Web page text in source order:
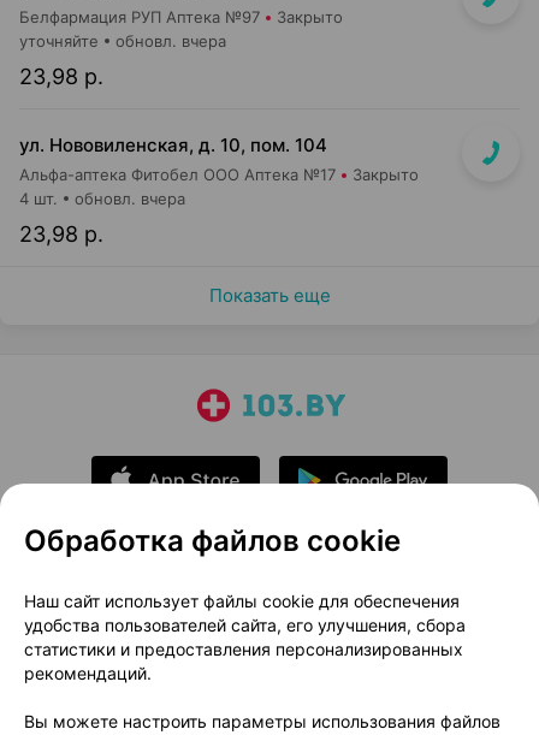
Белфармация РУП Аптека №97 Закрыто
23,98 р.
уточняйте обновл. вчера
ул. Нововиленская, д. 10, пом. 104
Альфа-аптека Фитобел ООО Аптека №17 Закрыто
23,98 р.
4 шт. обновл. вчера
Показать еще
О проекте
Новости проекта
Размещение рекламы
Медицинский маркетинг
Публичный договор
Доставка
Обработка файлов cookie
Наш сайт использует файлы cookie для обеспечения
удобства пользователей сайта, его улучшения, сбора
статистики и предоставления персонализированных
рекомендаций.
Вы можете настроить параметры использования файлов